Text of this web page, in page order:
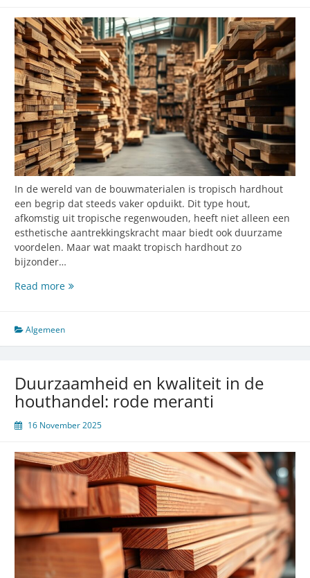
In de wereld van de bouwmaterialen is tropisch hardhout
een begrip dat steeds vaker opduikt. Dit type hout,
afkomstig uit tropische regenwouden, heeft niet alleen een
esthetische aantrekkingskracht maar biedt ook duurzame
voordelen. Maar wat maakt tropisch hardhout zo
bijzonder…
Read moreTropisch
veelzijdige
en
voor
bouw
Algemeen
Duurzaamheid en kwaliteit in de
houthandel: rode meranti
16 November 2025